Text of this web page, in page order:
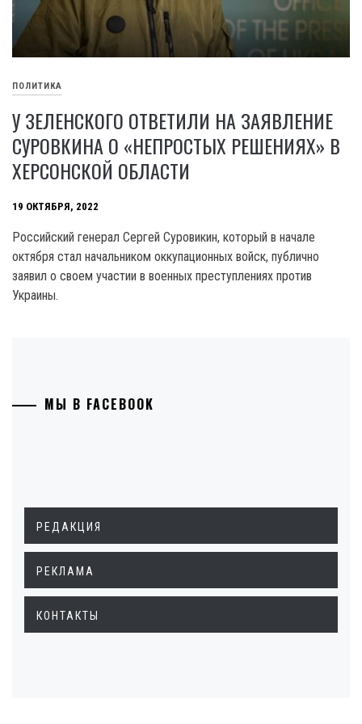
ПОЛИТИКА
У ЗЕЛЕНСКОГО ОТВЕТИЛИ НА ЗАЯВЛЕНИЕ
СУРОВКИНА О «НЕПРОСТЫХ РЕШЕНИЯХ» В
ХЕРСОНСКОЙ ОБЛАСТИ
19 ОКТЯБРЯ, 2022
Российский генерал Сергей Суровикин, который в начале
октября стал начальником оккупационных войск, публично
заявил о своем участии в военных преступлениях против
Украины.
МЫ В FACEBOOK
РЕДАКЦИЯ
РЕКЛАМА
КОНТАКТЫ